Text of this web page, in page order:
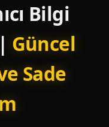
Bilgi
Güncel
Sade